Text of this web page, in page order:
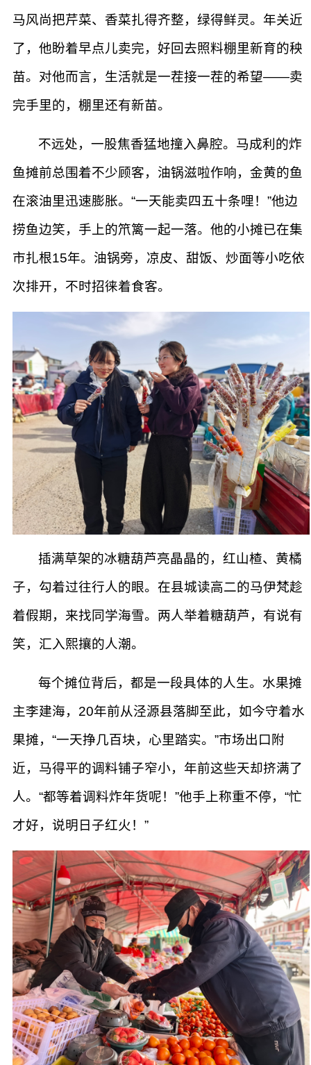
马风尚把芹菜、香菜扎得齐整，绿得鲜灵。年关近
了，他盼着早点儿卖完，好回去照料棚里新育的秧
苗。对他而言，生活就是一茬接一茬的希望——卖
完手里的，棚里还有新苗。
不远处，一股焦香猛地撞入鼻腔。马成利的炸
鱼摊前总围着不少顾客，油锅滋啦作响，金黄的鱼
在滚油里迅速膨胀。“一天能卖四五十条哩！”他边
捞鱼边笑，手上的笊篱一起一落。他的小摊已在集
市扎根15年。油锅旁，凉皮、甜饭、炒面等小吃依
次排开，不时招徕着食客。
插满草架的冰糖葫芦亮晶晶的，红山楂、黄橘
子，勾着过往行人的眼。在县城读高二的马伊梵趁
着假期，来找同学海雪。两人举着糖葫芦，有说有
笑，汇入熙攘的人潮。
每个摊位背后，都是一段具体的人生。水果摊
主李建海，20年前从泾源县落脚至此，如今守着水
果摊，“一天挣几百块，心里踏实。”市场出口附
近，马得平的调料铺子窄小，年前这些天却挤满了
人。“都等着调料炸年货呢！”他手上称重不停，“忙
才好，说明日子红火！”